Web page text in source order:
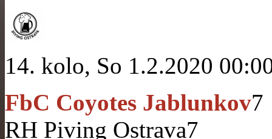
14. kolo, So 1.2.2020
FbC Coyotes Jablunkov7
RH Piving Ostrava7